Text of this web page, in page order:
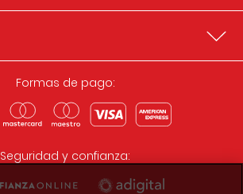
Formas de pago:
Seguridad y confianza: